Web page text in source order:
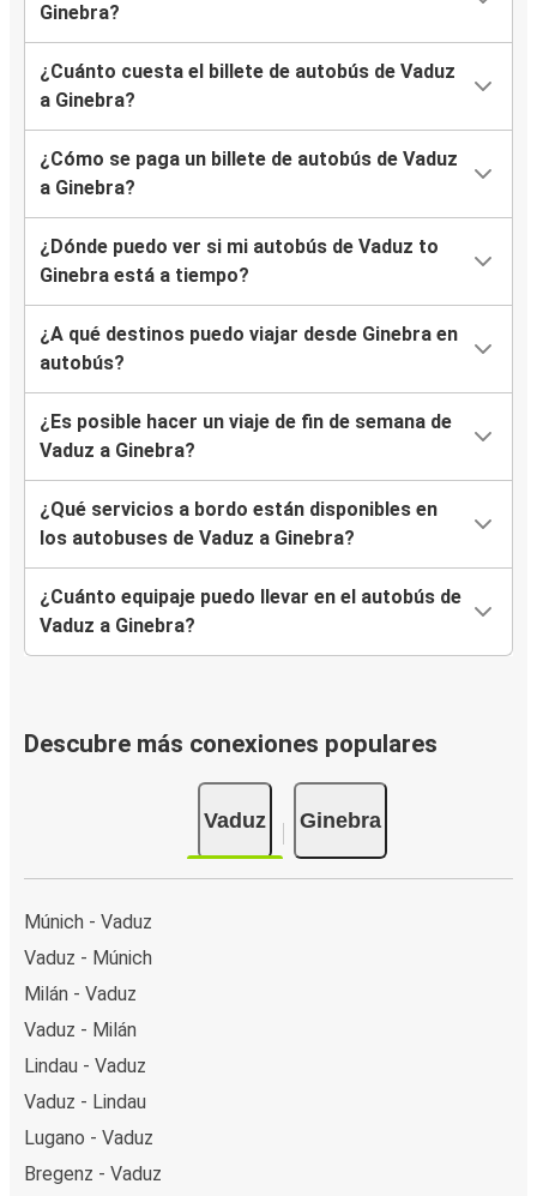
Ginebra?
¿Cuánto cuesta el billete de autobús de Vaduz
a Ginebra?
¿Cómo se paga un billete de autobús de Vaduz
a Ginebra?
¿Dónde puedo ver si mi autobús de Vaduz to
Ginebra está a tiempo?
¿A qué destinos puedo viajar desde Ginebra en
autobús?
¿Es posible hacer un viaje de fin de semana de
Vaduz a Ginebra?
¿Qué servicios a bordo están disponibles en
los autobuses de Vaduz a Ginebra?
¿Cuánto equipaje puedo llevar en el autobús de
Vaduz a Ginebra?
Descubre más conexiones populares
Vaduz Ginebra
Múnich - Vaduz
Vaduz - Múnich
Milán - Vaduz
Vaduz - Milán
Lindau - Vaduz
Vaduz - Lindau
Lugano - Vaduz
Bregenz - Vaduz